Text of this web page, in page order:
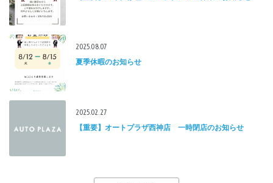
2025.08.07
夏季休暇のお知らせ
2025.02.27
【重要】オートプラザ西神店 一時閉店のお知らせ